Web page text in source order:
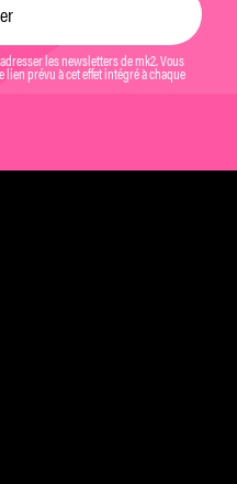
les newsletters de mk2. Vous
prévu à cet effet intégré à chaque